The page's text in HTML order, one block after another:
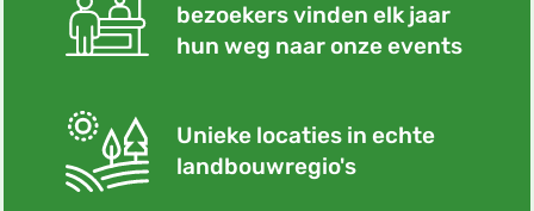
bezoekers vinden elk jaar
hun weg naar onze events
Unieke locaties in echte
landbouwregio's